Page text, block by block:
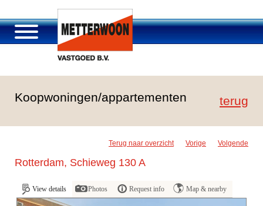
Portfolio
Koopwoningen/appartementen terug
Terug naar overzicht Vorige Volgende
Rotterdam, Schieweg 130 A
View details Photos Request info Map & nearby